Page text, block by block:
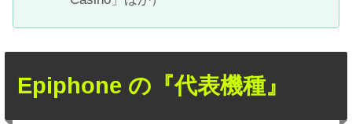
Epiphone の『代表機種』